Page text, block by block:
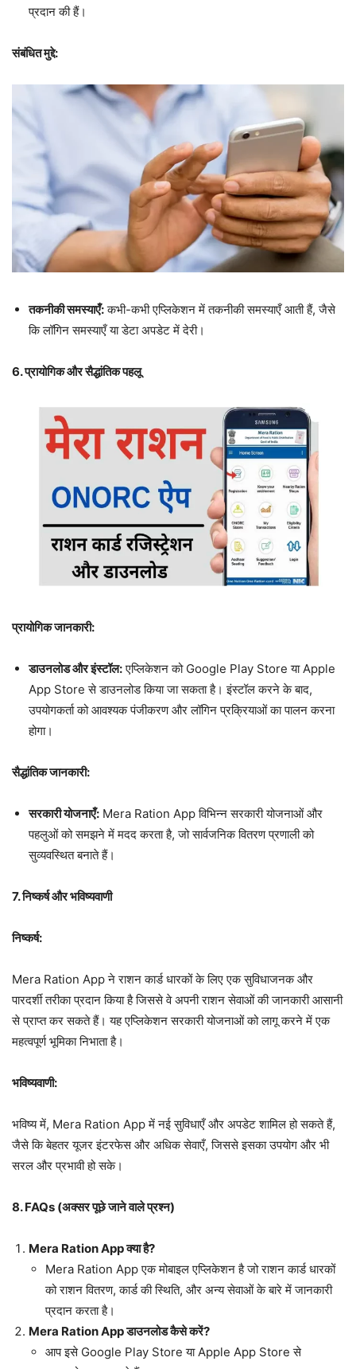
प्रदान की हैं।
संबंधित मुद्दे:
तकनीकी समस्याएँ:कभी-कभी एप्लिकेशन में तकनीकी समस्याएँ आती हैं, जैसे
कि लॉगिन समस्याएँ या डेटा अपडेट में देरी।
6. प्रायोगिक और सैद्धांतिक पहलू
प्रायोगिक जानकारी:
डाउनलोड और इंस्टॉल:एप्लिकेशन को Google Play Store या Apple
App Store से डाउनलोड किया जा सकता है। इंस्टॉल करने के बाद,
उपयोगकर्ता को आवश्यक पंजीकरण और लॉगिन प्रक्रियाओं का पालन करना
होगा।
सैद्धांतिक जानकारी:
सरकारी योजनाएँ: Mera Ration App विभिन्न सरकारी योजनाओं और
पहलुओं को समझने में मदद करता है, जो सार्वजनिक वितरण प्रणाली को
सुव्यवस्थित बनाते हैं।
7. निष्कर्ष और भविष्यवाणी
निष्कर्ष:
Mera Ration App ने राशन कार्ड धारकों के लिए एक सुविधाजनक और
पारदर्शी तरीका प्रदान किया है जिससे वे अपनी राशन सेवाओं की जानकारी आसानी
से प्राप्त कर सकते हैं। यह एप्लिकेशन सरकारी योजनाओं को लागू करने में एक
महत्वपूर्ण भूमिका निभाता है।
भविष्यवाणी:
भविष्य में, Mera Ration App में नई सुविधाएँ और अपडेट शामिल हो सकते हैं,
जैसे कि बेहतर यूजर इंटरफेस और अधिक सेवाएँ, जिससे इसका उपयोग और भी
सरल और प्रभावी हो सके।
8. FAQs (अक्सर पूछे जाने वाले प्रश्न)
Mera Ration App क्या है?
Mera Ration App एक मोबाइल एप्लिकेशन है जो राशन कार्ड धारकों
को राशन वितरण, कार्ड की स्थिति, और अन्य सेवाओं के बारे में जानकारी
प्रदान करता है।
Mera Ration App डाउनलोड कैसे करें?
आप इसे Google Play Store या Apple App Store से